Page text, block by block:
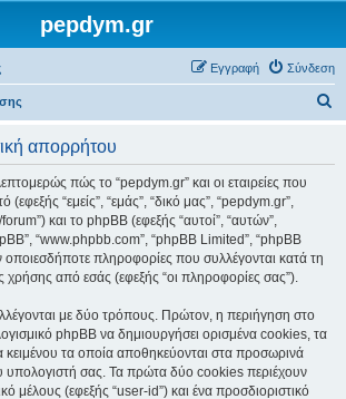
pepdym.gr
Σύνδεση
Εγγραφή
απορρήτου
πώς το “pepdym.gr” και οι εταιρείες που
(εφεξής “εμείς”, “εμάς”, “δικό μας”, “pepdym.gr”,
και το phpBB (εφεξής “αυτοί”, “αυτών”,
“www.phpbb.com”, “phpBB Limited”, “phpBB
πληροφορίες που συλλέγονται κατά τη
χρήσης από εσάς (εφεξής “οι πληροφορίες σας”).
με δύο τρόπους. Πρώτον, η περιήγηση στο
phpBB να δημιουργήσει ορισμένα cookies, τα
κειμένου τα οποία αποθηκεύονται στα προσωρινά
υπολογιστή σας. Τα πρώτα δύο cookies περιέχουν
μέλους (εφεξής “user-id”) και ένα προσδιοριστικό